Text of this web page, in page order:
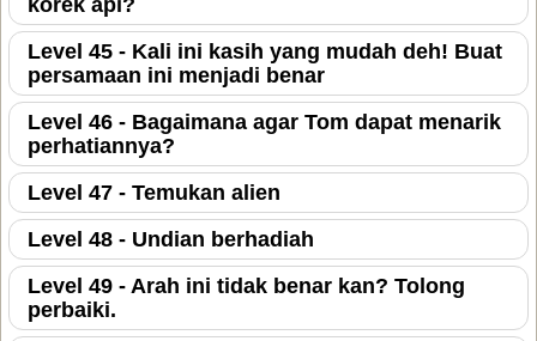
korek api?
Level 45 - Kali ini kasih yang mudah deh! Buat
persamaan ini menjadi benar
Level 46 - Bagaimana agar Tom dapat menarik
perhatiannya?
Level 47 - Temukan alien
Level 48 - Undian berhadiah
Level 49 - Arah ini tidak benar kan? Tolong
perbaiki.